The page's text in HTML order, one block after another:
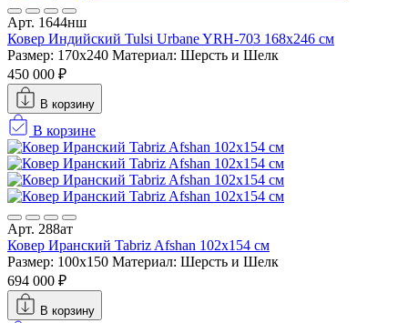
Арт. 1644нш
Ковер Индийский Tulsi Urbane YRH-703 168x246 см
Размер: 170x240 Материал: Шерсть и Шелк
450 000 ₽
В корзину
В корзине
Арт. 288ат
Ковер Иранский Tabriz Afshan 102x154 см
Размер: 100x150 Материал: Шерсть и Шелк
694 000 ₽
В корзину